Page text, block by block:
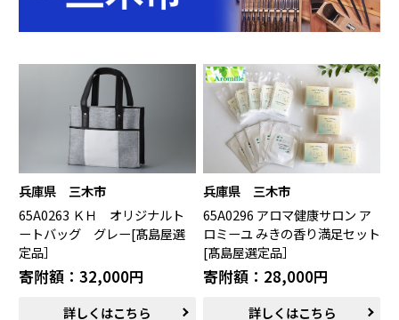
中部エリア
輪島市（石川県）加賀市（石川県）
鯖江市（福井県）
若狭町（福井県）
都留市（山梨県）
岐阜県（岐阜県）
高山市（岐阜県）
関市（岐阜県）
中津川市（岐阜県）
美濃加茂市（岐阜県）
郡上市（岐阜県）浜松市（静岡県）
富士市（静岡県）
近畿エリア
鳥羽市（三重県）
多気町（三重県）
明和町（三重県）
湖南市（滋賀県）
高島市（滋賀県）
兵庫県 三木市
65A0263 ＫＨ オリジナルト
ートバッグ グレー[髙島屋選
定品］
寄附額：32,000円
詳しくはこちら
兵庫県 三木市
65A0296 アロマ健康サロン ア
ロミーユ みきの香り満足セット
[髙島屋選定品］
寄附額：28,000円
詳しくはこちら